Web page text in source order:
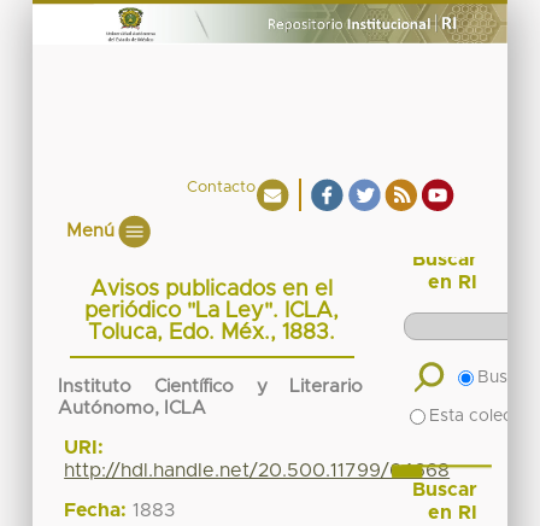
Contacto
Menú
Avisos publicados en el
periódico "La Ley". ICLA,
Toluca, Edo. Méx., 1883.
Instituto Científico y Literario
Autónomo, ICLA
URI:
http://hdl.handle.net/20.500.11799/64668
Fecha: 1883
Buscar
en RI
Buscar
Esta
Buscar
en RI